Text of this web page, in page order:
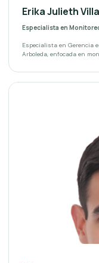
Erika Julieth
Especialista en
Especialista en Gerencia
Arboleda, enfocada en